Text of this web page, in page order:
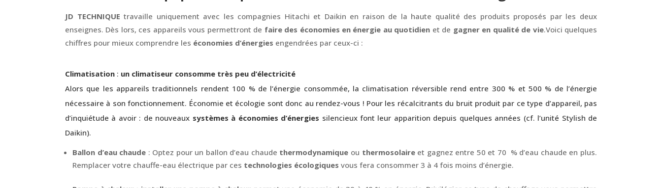
JD TECHNIQUE travaille uniquement avec les compagnies Hitachi et Daikin en raison de la haute qualité des produits proposés par les deux
enseignes. Dès lors, ces appareils vous permettront de faire des économies en énergie au quotidien et de gagner en qualité de vie.Voici quelques
chiffres pour mieux comprendre les économies d’énergies engendrées par ceux-ci :
Climatisation : un climatiseur consomme très peu d’électricité
Alors que les appareils traditionnels rendent 100 % de l’énergie consommée, la climatisation réversible rend entre 300 % et 500 % de l’énergie
nécessaire à son fonctionnement. Économie et écologie sont donc au rendez-vous ! Pour les récalcitrants du bruit produit par ce type d’appareil, pas
d’inquiétude à avoir : de nouveaux systèmes à économies d’énergies silencieux font leur apparition depuis quelques années (cf. l’unité Stylish de
Daikin).
Ballon d’eau chaude : Optez pour un ballon d’eau chaude thermodynamique ou thermosolaireet gagnez entre 50 et 70 % d’eau chaude en plus.
Remplacer votre chauffe-eau électrique par ces technologies écologiques vous fera consommer 3 à 4 fois moins d’énergie.